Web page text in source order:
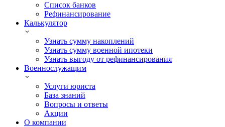
Список банков
Рефинансирование
Калькулятор
Узнать сумму накоплений
Узнать сумму военной ипотеки
Узнать выгоду от рефинансирования
Военнослужащим
Услуги юриста
База знаний
Вопросы и ответы
Акции
О компании